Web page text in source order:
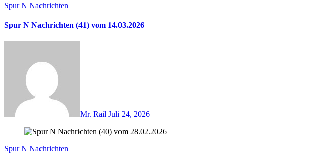
Spur N Nachrichten
Spur N Nachrichten (41) vom 14.03.2026
Mr. Rail Juli 24, 2026
Spur N Nachrichten